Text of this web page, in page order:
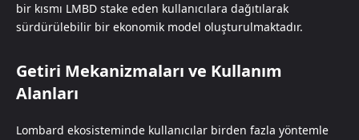
bir kısmı LMBD stake eden kullanıcılara dağıtılarak
sürdürülebilir bir ekonomik model oluşturulmaktadır.
Getiri Mekanizmaları ve Kullanım
Alanları
Lombard ekosisteminde kullanıcılar birden fazla yöntemle